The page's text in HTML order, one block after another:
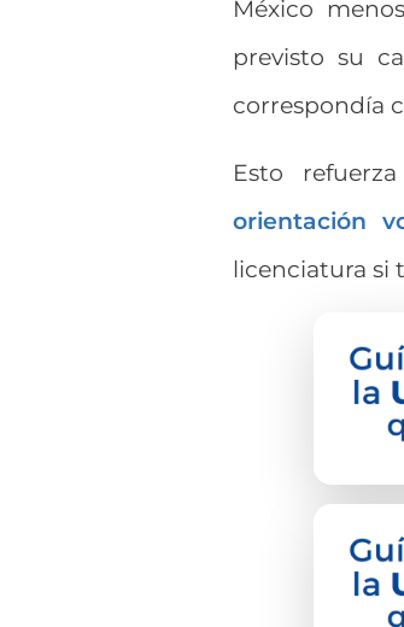
México
previsto su
correspondía
Esto
orientación
licenciatura si